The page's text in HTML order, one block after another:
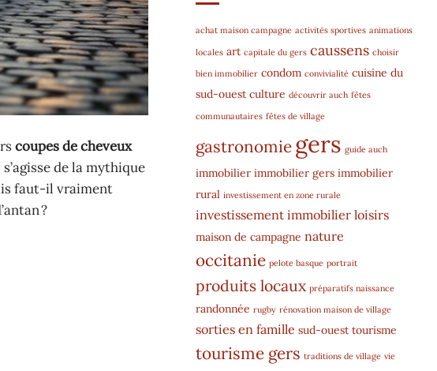
coupes de cheveux
de la mythique
faut-il vraiment
?
achat maison campagne activités sportives animations
locales art capitale du gers caussens choisir
bien immobilier condom convivialité cuisine du
sud-ouest culture découvrir auch fêtes
communautaires fêtes de village
gastronomiegers guide auch
immobilier immobilier gers immobilier
rural investissement en zone rurale
investissement immobilier loisirs
maison de campagne nature
occitanie pelote basque portrait
produits locaux préparatifs naissance
randonnée rugby rénovation maison de village
sorties en famille sud-ouest tourisme
tourisme gers traditions de village vie